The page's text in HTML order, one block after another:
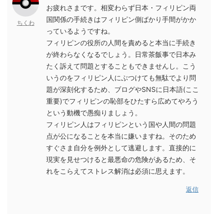
ちくわ
お疲れさまです。相変わらず日本・フィリピン両
国関係の手続きはフィリピン側ばかり手間がかか
っているようですね。
フィリピンの役所の人間を責めると本当に手続き
が終わらなくなるでしょう。日常茶飯事で日本み
たく訴えて問題とすることもできませんし。こう
いうのをフィリピン人にぶつけても無駄でより問
題が深刻化するため、ブログやSNSに日本語(ここ
重要)でフィリピンの恥部をひたすら広めてやろう
という動機で愚痴りましょう。
フィリピン人はフィリピンという国や人間の問題
点が公になることを本当に嫌いますね。そのため
すぐさま自分を例外として逃避します。直接的に
現実を見せつけると最悪命の危険があるため、そ
れをこらえてストレス解消は必須に思えます。
返信